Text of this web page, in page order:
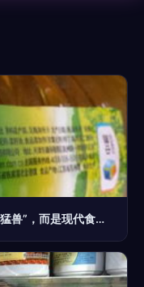
《玩转食品添加剂11 食品添加剂并非“猛兽”，而是现代食品工业的安全卫士》